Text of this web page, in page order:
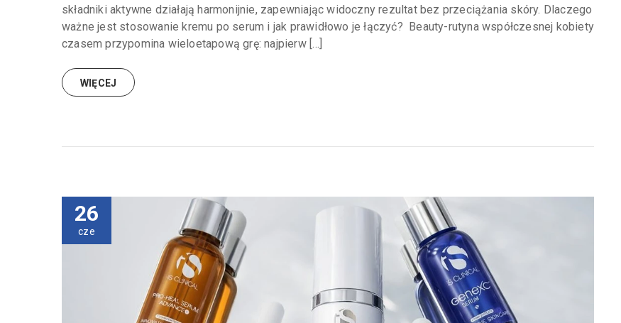
składniki aktywne działają harmonijnie, zapewniając widoczny rezultat bez przeciążania skóry. Dlaczego
ważne jest stosowanie kremu po serum i jak prawidłowo je łączyć? Beauty-rutyna współczesnej kobiety
czasem przypomina wieloetapową grę: najpierw […]
WIĘCEJ
26
cze